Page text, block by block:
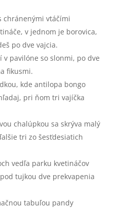
chránenými vtáčími
v jednom je borovica,
po dve vajcia.
v pavilóne so slonmi, po dve
fikusmi.
kde antilopa bongo
pri ňom tri vajíčka
chalúpkou sa skrýva malý
tri zo šesťdesiatich
vedľa parku kvetináčov
tujkou dve prekvapenia
tabuľou pandy